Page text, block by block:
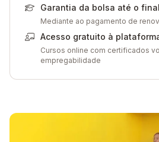
Garantia da bolsa até o
Mediante ao pagamento de
Acesso gratuito à
Cursos online com certificados
empregabilidade
Galeria de imagem